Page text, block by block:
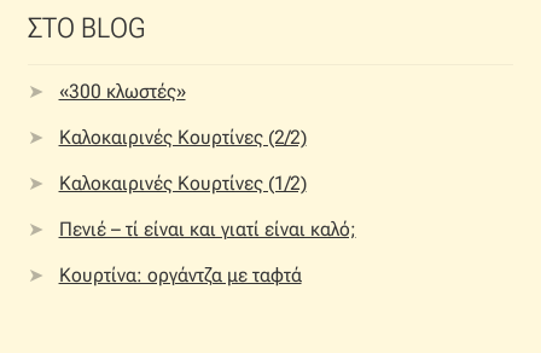
ΣΤΟ BLOG
«300 κλωστές»
Καλοκαιρινές Κουρτίνες (2/2)
Καλοκαιρινές Κουρτίνες (1/2)
Πενιέ – τί είναι και γιατί είναι καλό;
Κουρτίνα: οργάντζα με ταφτά